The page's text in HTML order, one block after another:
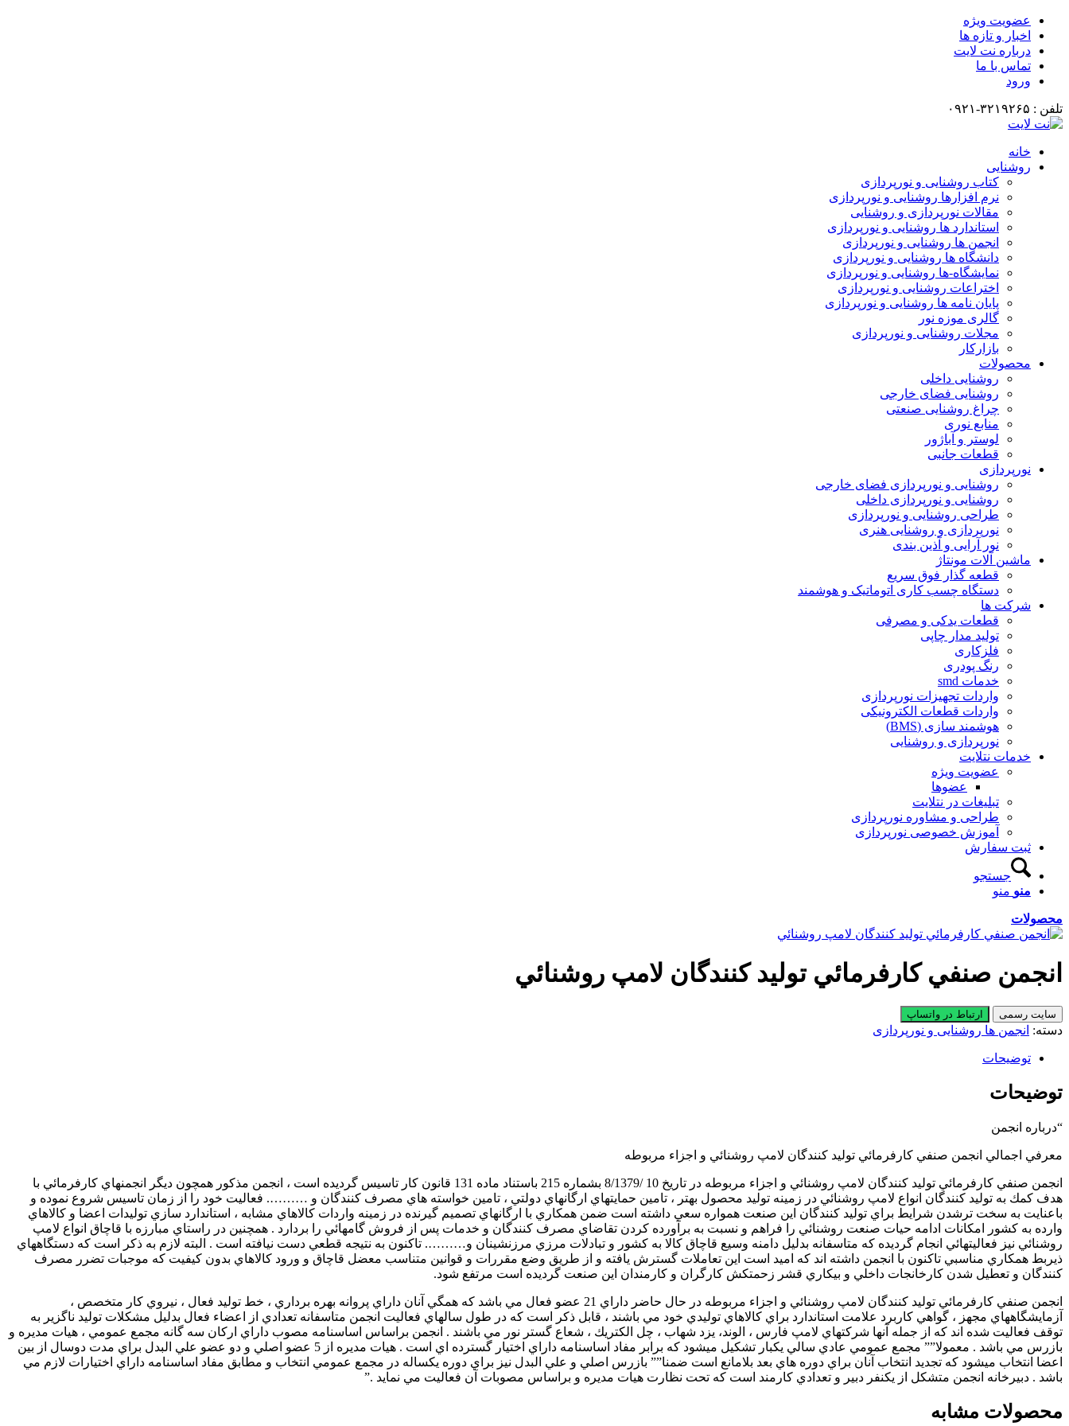
عضویت ویژه
اخبار و تازه ها
درباره نت لایت
تماس با ما
ورود
تلفن : ۳۲۱۹۲۶۵-۰۹۲۱
خانه
روشنایی
کتاب روشنایی و نورپردازی
نرم افزارها روشنایی و نورپردازی
مقالات نورپردازی و روشنایی
استاندارد ها روشنایی و نورپردازی
انجمن ها روشنایی و نورپردازی
دانشگاه ها روشنایی و نورپردازی
نمایشگاه-ها روشنایی و نورپردازی
اختراعات روشنایی و نورپردازی
پایان نامه ها روشنایی و نورپردازی
گالری موزه نور
مجلات روشنایی و نورپردازی
بازارکار
محصولات
روشنایی داخلی
روشنایی فضای خارجی
چراغ روشنایی صنعتی
منابع نوری
لوستر و آباژور
قطعات جانبی
نورپردازی
روشنایی و نورپردازی فضای خارجی
روشنایی و نورپردازی داخلی
طراحی روشنایی و نورپردازی
نورپردازی و روشنایی هنری
نور آرایی و آذین بندی
ماشین آلات مونتاژ
قطعه گذار فوق سریع
دستگاه چسب کاری اتوماتیک و هوشمند
شرکت ها
قطعات یدکی و مصرفی
تولید مدار چاپی
فلزکاری
رنگ پودری
خدمات smd
واردات تجهیزات نورپردازی
واردات قطعات الکترونیکی
هوشمند سازی (BMS)
نورپردازی و روشنایی
خدمات نتلایت
عضویت ویژه
عضوها
تبلیغات در نتلایت
طراحی و مشاوره نورپردازی
آموزش خصوصی نورپردازی
ثبت سفارش
جستجو
منو منو
محصولات
انجمن صنفي كارفرمائي توليد كنندگان لامپ روشنائي
سایت رسمی ارتباط در واتساپ
دسته: انجمن ها روشنایی و نورپردازی
توضیحات
توضیحات
“درباره انجمن
معرفي اجمالي انجمن صنفي كارفرمائي توليد كنندگان لامپ روشنائي و اجزاء مربوطه
انجمن صنفي كارفرمائي توليد كنندگان لامپ روشنائي و اجزاء مربوطه در تاريخ 10 /8/1379 بشماره 215 باستناد ماده 131 قانون كار تاسيس گرديده است ، انجمن مذكور همچون ديگر انجمنهاي كارفرمائي با
هدف كمك به توليد كنندگان انواع لامپ روشنائي در زمينه توليد محصول بهتر ، تامين حمايتهاي ارگانهاي دولتي ، تامين خواسته هاي مصرف كنندگان و ………. فعاليت خود را از زمان تاسيس شروع نموده و
باعنايت به سخت ترشدن شرايط براي توليد كنندگان اين صنعت همواره سعي داشته است ضمن همكاري با ارگانهاي تصميم گيرنده در زمينه واردات كالاهاي مشابه ، استاندارد سازي توليدات اعضا و كالاهاي
وارده به كشور امكانات ادامه حيات صنعت روشنائي را فراهم و نسبت به برآورده كردن تقاضاي مصرف كنندگان و خدمات پس از فروش گامهائي را بردارد . همچنين در راستاي مبارزه با قاچاق انواع لامپ
روشنائي نيز فعاليتهائي انجام گرديده كه متاسفانه بدليل دامنه وسيع قاچاق كالا به كشور و تبادلات مرزي مرزنشينان و………. تاكنون به نتيجه قطعي دست نيافته است . البته لازم به ذكر است كه دستگاههاي
ذيربط همكاري مناسبي تاكنون با انجمن داشته اند كه اميد است اين تعاملات گسترش يافته و از طريق وضع مقررات و قوانين متناسب معضل قاچاق و ورود كالاهاي بدون كيفيت كه موجبات تضرر مصرف
كنندگان و تعطيل شدن كارخانجات داخلي و بيكاري قشر زحمتكش كارگران و كارمندان اين صنعت گرديده است مرتفع شود.
انجمن صنفي كارفرمائي توليد كنندگان لامپ روشنائي و اجزاء مربوطه در حال حاضر داراي 21 عضو فعال مي باشد كه همگي آنان داراي پروانه بهره برداري ، خط توليد فعال ، نيروي كار متخصص ،
آزمايشگاههاي مجهز ، گواهي كاربرد علامت استاندارد براي كالاهاي توليدي خود مي باشند ، قابل ذكر است كه در طول سالهاي فعاليت انجمن متاسفانه تعدادي از اعضاء فعال بدليل مشكلات توليد ناگزير به
توقف فعاليت شده اند كه از جمله آنها شركتهاي لامپ فارس ، الوند، يزد شهاب ، چل الكتريك ، شعاع گستر نور مي باشند . انجمن براساس اساسنامه مصوب داراي اركان سه گانه مجمع عمومي ، هيات مديره و
بازرس مي باشد . معمولا”” مجمع عمومي عادي سالي يكبار تشكيل ميشود كه برابر مفاد اساسنامه داراي اختيار گسترده اي است . هيات مديره از 5 عضو اصلي و دو عضو علي البدل براي مدت دوسال از بين
اعضا انتخاب ميشود كه تجديد انتخاب آنان براي دوره هاي بعد بلامانع است ضمنا”” بازرس اصلي و علي البدل نيز براي دوره يكساله در مجمع عمومي انتخاب و مطابق مفاد اساسنامه داراي اختيارات لازم مي
باشد . دبيرخانه انجمن متشكل از يكنفر دبير و تعدادي كارمند است كه تحت نظارت هيات مديره و براساس مصوبات آن فعاليت مي نمايد .”
محصولات مشابه